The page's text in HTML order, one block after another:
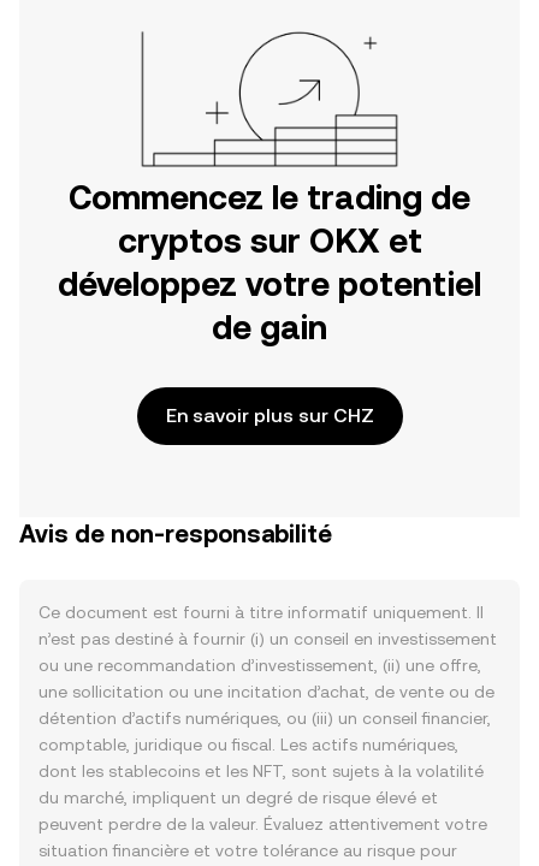
Commencez le trading de
cryptos sur OKX et
développez votre potentiel
de gain
En savoir plus sur CHZ
Avis de non-responsabilité
Ce document est fourni à titre informatif uniquement. Il
n’est pas destiné à fournir (i) un conseil en investissement
ou une recommandation d’investissement, (ii) une offre,
une sollicitation ou une incitation d’achat, de vente ou de
détention d’actifs numériques, ou (iii) un conseil financier,
comptable, juridique ou fiscal. Les actifs numériques,
dont les stablecoins et les NFT, sont sujets à la volatilité
du marché, impliquent un degré de risque élevé et
peuvent perdre de la valeur. Évaluez attentivement votre
situation financière et votre tolérance au risque pour